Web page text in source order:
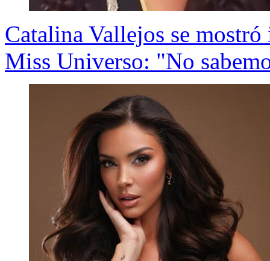
Catalina Vallejos se
Miss Universo: "No